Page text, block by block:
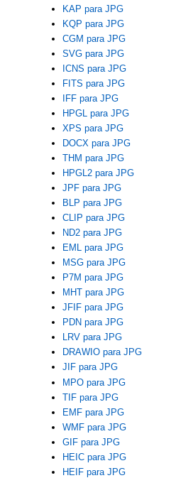
KAP para JPG
KQP para JPG
CGM para JPG
SVG para JPG
ICNS para JPG
FITS para JPG
IFF para JPG
HPGL para JPG
XPS para JPG
DOCX para JPG
THM para JPG
HPGL2 para JPG
JPF para JPG
BLP para JPG
CLIP para JPG
ND2 para JPG
EML para JPG
MSG para JPG
P7M para JPG
MHT para JPG
JFIF para JPG
PDN para JPG
LRV para JPG
DRAWIO para JPG
JIF para JPG
MPO para JPG
TIF para JPG
EMF para JPG
WMF para JPG
GIF para JPG
HEIC para JPG
HEIF para JPG